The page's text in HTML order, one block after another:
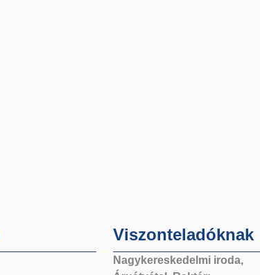
Viszonteladóknak
Nagykereskedelmi iroda,